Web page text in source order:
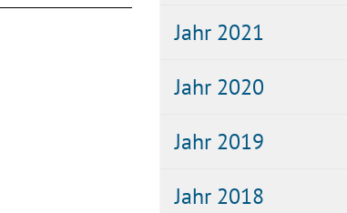
Jahr 2021
Jahr 2020
Jahr 2019
Jahr 2018